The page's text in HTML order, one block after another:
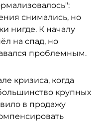
снимались, но
нигде. К началу
на спад, но
проблемным.
кризиса, когда
крупных
в продажу